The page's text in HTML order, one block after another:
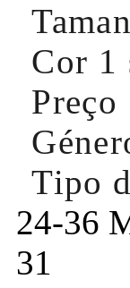
Cor 1
Preço
Tipo
24-36
31